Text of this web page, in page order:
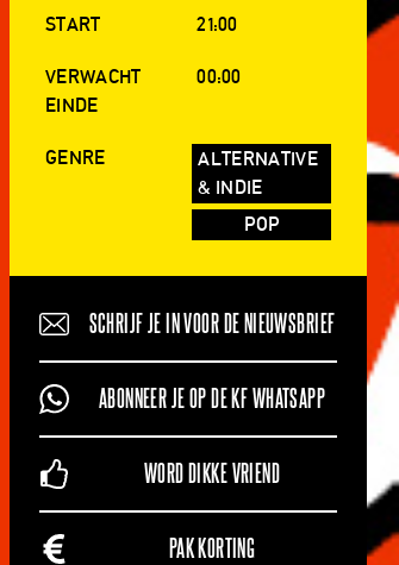
START 21:00
VERWACHT
EINDE
00:00
GENRE
ALTERNATIVE
& INDIE
POP
SCHRIJF JE IN VOOR DE NIEUWSBRIEF
ABONNEER JE OP DE KF WHATSAPP
WORD DIKKE VRIEND
PAK KORTING